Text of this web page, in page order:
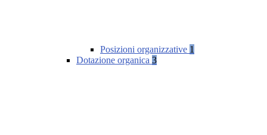
Posizioni organizzative 1
Dotazione organica 3